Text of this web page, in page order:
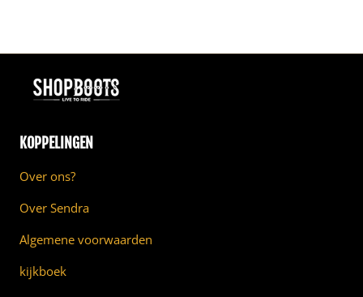
KOPPELINGEN
Over ons?
Over Sendra
Algemene voorwaarden
kijkboek